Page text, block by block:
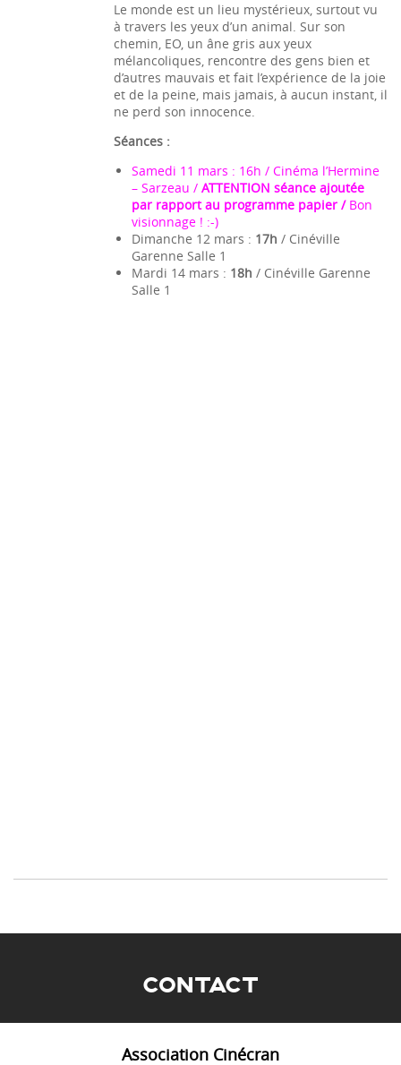
Le monde est un lieu mystérieux, surtout vu
à travers les yeux d’un animal. Sur son
chemin, EO, un âne gris aux yeux
mélancoliques, rencontre des gens bien et
d’autres mauvais et fait l’expérience de la joie
et de la peine, mais jamais, à aucun instant, il
ne perd son innocence.
Séances :
Samedi 11 mars : 16h / Cinéma l’Hermine
– Sarzeau / ATTENTION séance ajoutée
par rapport au programme papier / Bon
visionnage ! :-)
Dimanche 12 mars : 17h / Cinéville
Garenne Salle 1
Mardi 14 mars : 18h / Cinéville Garenne
Salle 1
CONTACT
Association Cinécran